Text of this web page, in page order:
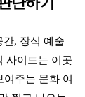
간, 장식 예술
사이트는 이곳
주는 문화 여